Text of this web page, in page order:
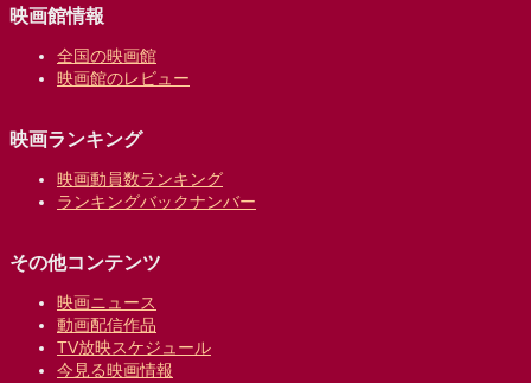
映画館情報
全国の映画館
映画館のレビュー
映画ランキング
映画動員数ランキング
ランキングバックナンバー
その他コンテンツ
映画ニュース
動画配信作品
TV放映スケジュール
今見る映画情報